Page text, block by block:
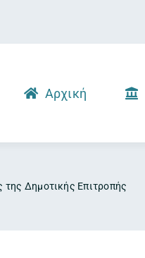
Αρχική
Δημοτικής Επιτροπής